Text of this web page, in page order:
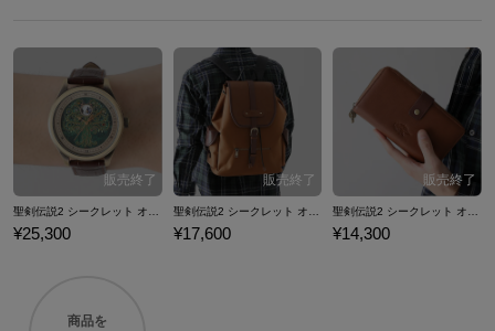
アイテムをご紹介いたします。
¥25,300 ¥17,600 ¥14,300
商品を